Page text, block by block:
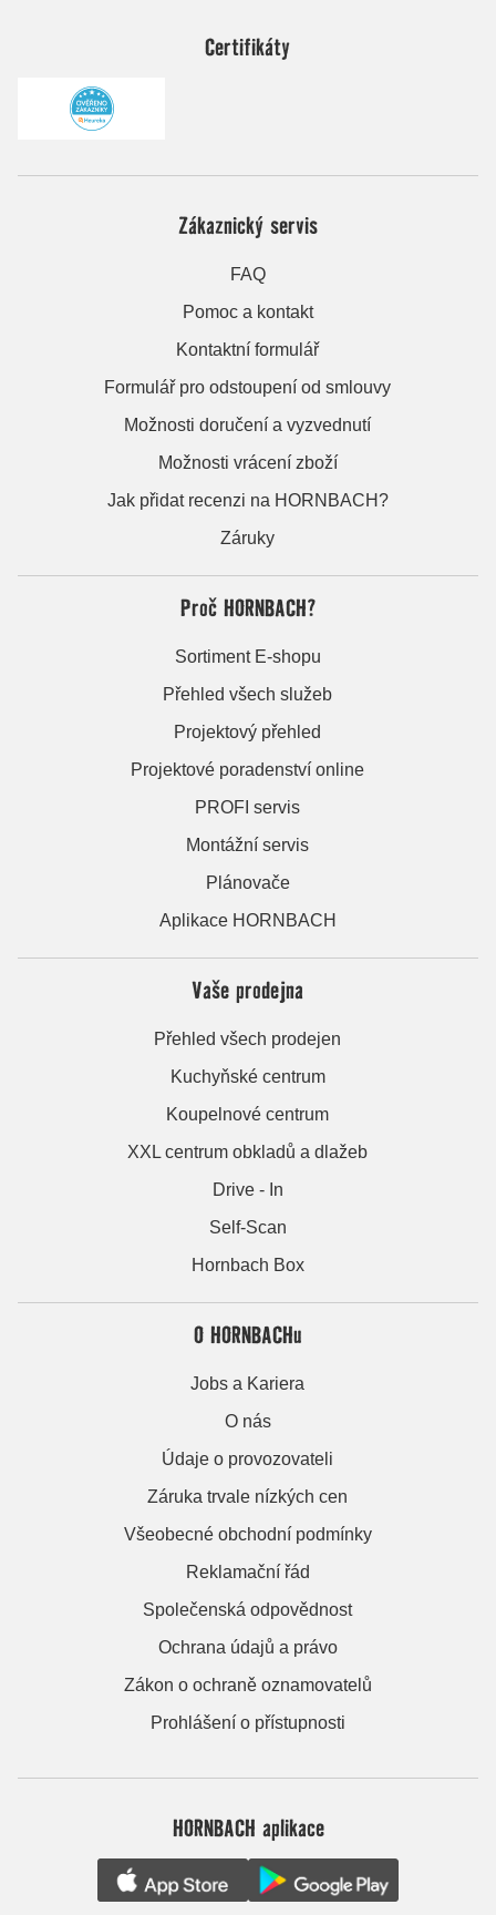
Certifikáty
Zákaznický servis
FAQ
Pomoc a kontakt
Kontaktní formulář
Formulář pro odstoupení od smlouvy
Možnosti doručení a vyzvednutí
Možnosti vrácení zboží
Jak přidat recenzi na HORNBACH?
Záruky
Proč HORNBACH?
Sortiment E-shopu
Přehled všech služeb
Projektový přehled
Projektové poradenství online
PROFI servis
Montážní servis
Plánovače
Aplikace HORNBACH
Vaše prodejna
Přehled všech prodejen
Kuchyňské centrum
Koupelnové centrum
XXL centrum obkladů a dlažeb
Drive - In
Self-Scan
Hornbach Box
O HORNBACHu
Jobs a Kariera
O nás
Údaje o provozovateli
Záruka trvale nízkých cen
Všeobecné obchodní podmínky
Reklamační řád
Společenská odpovědnost
Ochrana údajů a právo
Zákon o ochraně oznamovatelů
Prohlášení o přístupnosti
HORNBACH aplikace